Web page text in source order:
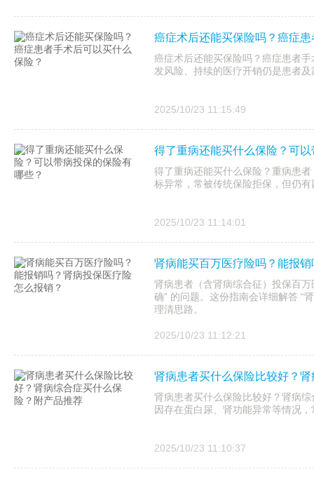
癌症术后还能买保险吗？癌症
癌症术后还能买保险吗？癌症患者
发风险、持续的医疗开销仍是患者
2025/10/23 11:15:49
得了重病还能买什么保险？可
得了重病还能买什么保险？重病患
标异常，常被传统保险拒保，但仍
2025/10/23 11:14:01
肾病能买百万医疗险吗？能报
肾病患者（含肾病综合征）投保百万
确” 的问题。这份指南会详细解答 “
理清思路。
2025/10/23 11:12:21
肾病患者买什么保险比较好？
肾病患者买什么保险比较好？肾病
因存在蛋白尿、肾功能异常等情况
2025/10/23 11:10:37